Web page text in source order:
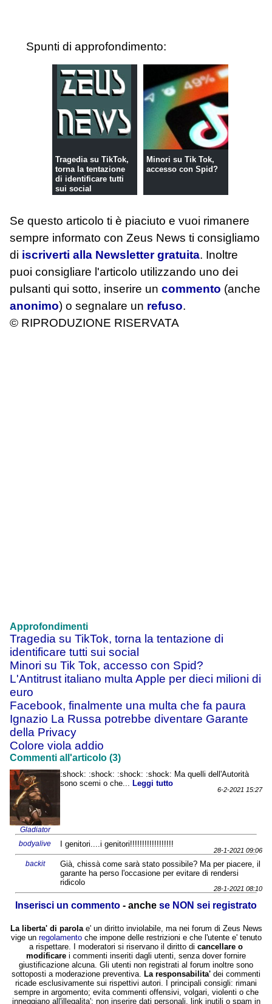
Spunti di approfondimento:
Tragedia su TikTok,
torna la tentazione
di identificare tutti
sui social
Minori su Tik Tok,
accesso con Spid?
Se questo articolo ti è piaciuto e vuoi rimanere
sempre informato con Zeus News ti consigliamo
di iscriverti alla Newsletter gratuita. Inoltre
puoi consigliare l'articolo utilizzando uno dei
pulsanti qui sotto, inserire un commento (anche
anonimo) o segnalare un refuso.
© RIPRODUZIONE RISERVATA
Approfondimenti
Tragedia su TikTok, torna la tentazione di
identificare tutti sui social
Minori su Tik Tok, accesso con Spid?
L'Antitrust italiano multa Apple per dieci milioni di
euro
Facebook, finalmente una multa che fa paura
Ignazio La Russa potrebbe diventare Garante
della Privacy
Colore viola addio
Commenti all'articolo (3)
Gladiator
:shock: :shock: :shock: :shock: Ma quelli dell'Autorità
sono scemi o che... Leggi tutto
6-2-2021 15:27
bodyalive I genitori....i genitori!!!!!!!!!!!!!!!!!!
28-1-2021 09:06
backit
Già, chissà come sarà stato possibile? Ma per piacere, il
garante ha perso l'occasione per evitare di rendersi
ridicolo
28-1-2021 08:10
Inserisci un commento - anche se NON sei registrato
La liberta' di parolae' un diritto inviolabile, ma nei forum di Zeus News
vige un regolamentoche impone delle restrizioni e che l'utente e' tenuto
a rispettare. I moderatori si riservano il diritto di cancellare o
modificare i commenti inseriti dagli utenti, senza dover fornire
giustificazione alcuna. Gli utenti non registrati al forum inoltre sono
sottoposti a moderazione preventiva.
La responsabilita' dei commenti
ricade esclusivamente sui rispettivi autori. I principali consigli: rimani
sempre in argomento; evita commenti offensivi, volgari, violenti o che
inneggiano all'illegalita'; non inserire dati personali, link inutili o spam in